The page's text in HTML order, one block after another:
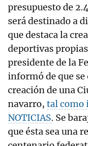
presupuesto de
será destinado a
que destaca la
deportivas
presidente de la
informó de que
creación de una
navarro, tal como
NOTICIAS. Se
que ésta sea una